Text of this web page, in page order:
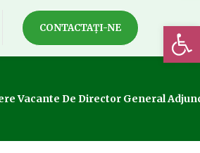
CONTACTAȚI-NE
Vacante De Director General